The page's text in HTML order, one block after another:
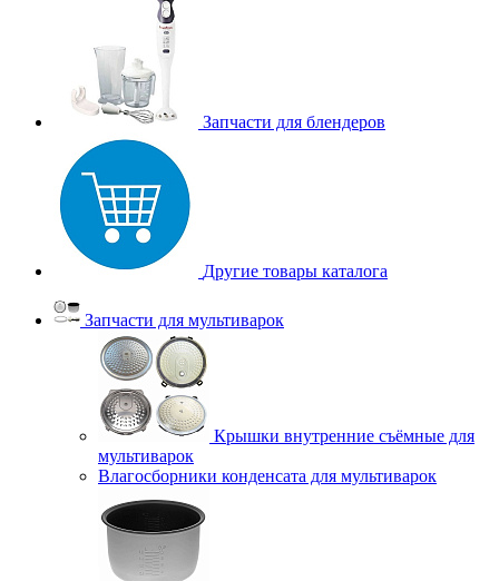
Запчасти для блендеров
Другие товары каталога
Запчасти для мультиварок
Крышки внутренние съёмные для
мультиварок
Влагосборники конденсата для мультиварок